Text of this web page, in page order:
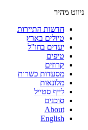
ניווט מהיר
חדשות התיירות
טיולים בארץ
יעדים בחו"ל
טיפים
קרוזים
מסעדות כשרות
מלונאות
לייף סטייל
סוכנים
About
English